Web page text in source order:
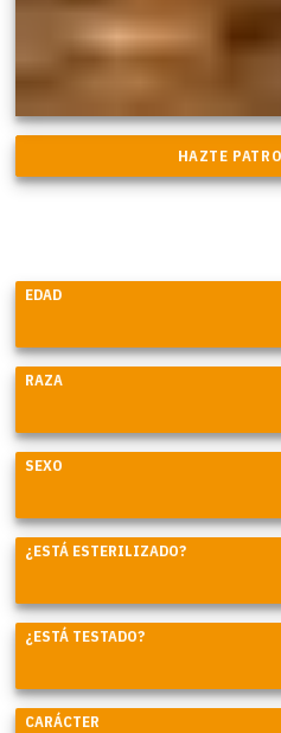
EDAD
RAZA
SEXO
¿ESTÁ ESTERILIZADO?
¿ESTÁ TESTADO?
CARÁCTER